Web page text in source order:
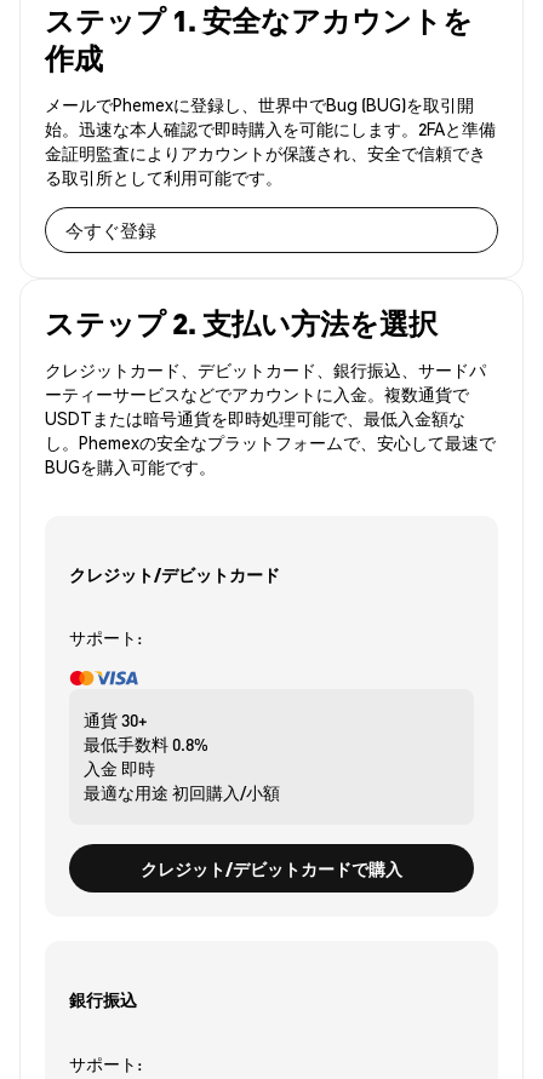
ステップ 1. 安全なアカウントを
作成
メールでPhemexに登録し、世界中でBug (BUG)を取引開
始。迅速な本人確認で即時購入を可能にします。2FAと準備
金証明監査によりアカウントが保護され、安全で信頼でき
る取引所として利用可能です。
今すぐ登録
ステップ 2. 支払い方法を選択
クレジットカード、デビットカード、銀行振込、サードパ
ーティーサービスなどでアカウントに入金。複数通貨で
USDTまたは暗号通貨を即時処理可能で、最低入金額な
し。Phemexの安全なプラットフォームで、安心して最速で
BUGを購入可能です。
クレジット/デビットカード
サポート:
通貨30+
最低手数料0.8%
入金 即時
最適な用途 初回購入/小額
クレジット/デビットカードで購入
銀行振込
サポート: